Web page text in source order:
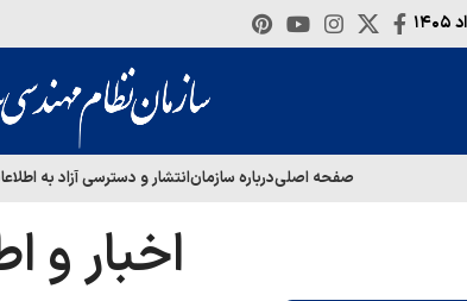
صفحه اصلیدرباره سازمانانتشار و دسترسی آزاد به
اخبار و